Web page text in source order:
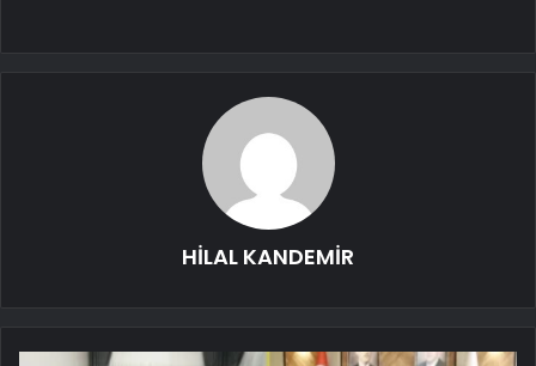
HİLAL KANDEMİR